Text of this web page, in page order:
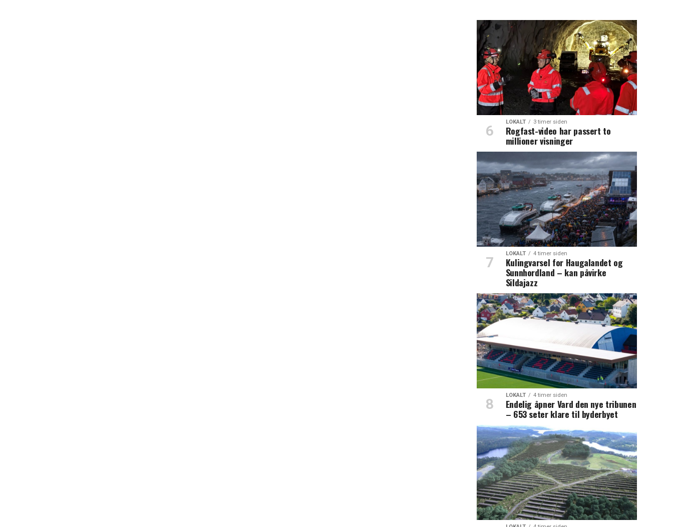
LOKALT 3 timer siden
Rogfast-video har passert to
millioner visninger
LOKALT 4 timer siden
Kulingvarsel for Haugalandet og
Sunnhordland – kan påvirke
Sildajazz
LOKALT 4 timer siden
Endelig åpner Vard den nye tribunen
– 653 seter klare til byderbyet